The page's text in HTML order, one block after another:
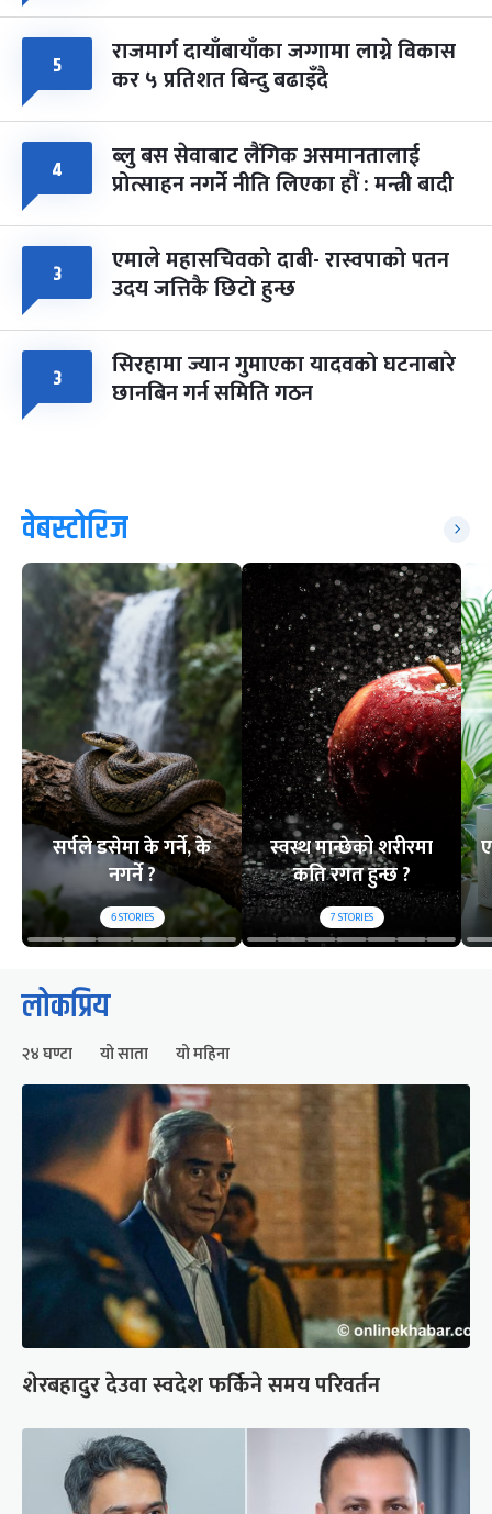
५ राजमार्ग दायाँबायाँका जग्गामा लाग्ने विकास
कर ५ प्रतिशत बिन्दु बढाइँदै
४ ब्लु बस सेवाबाट लैंगिक असमानतालाई
प्रोत्साहन नगर्ने नीति लिएका हौं : मन्त्री बादी
३ एमाले महासचिवको दाबी- रास्वपाको पतन
उदय जत्तिकै छिटो हुन्छ
३ सिरहामा ज्यान गुमाएका यादवको घटनाबारे
छानबिन गर्न समिति गठन
वेबस्टोरिज
सर्पले डसेमा के गर्ने, के
नगर्ने ?
6STORIES
स्वस्थ मान्छेको शरीरमा
कति रगत हुन्छ ?
7STORIES
लोकप्रिय
२४ घण्टा यो साता यो महिना
शेरबहादुर देउवा स्वदेश फर्किने समय परिवर्तन